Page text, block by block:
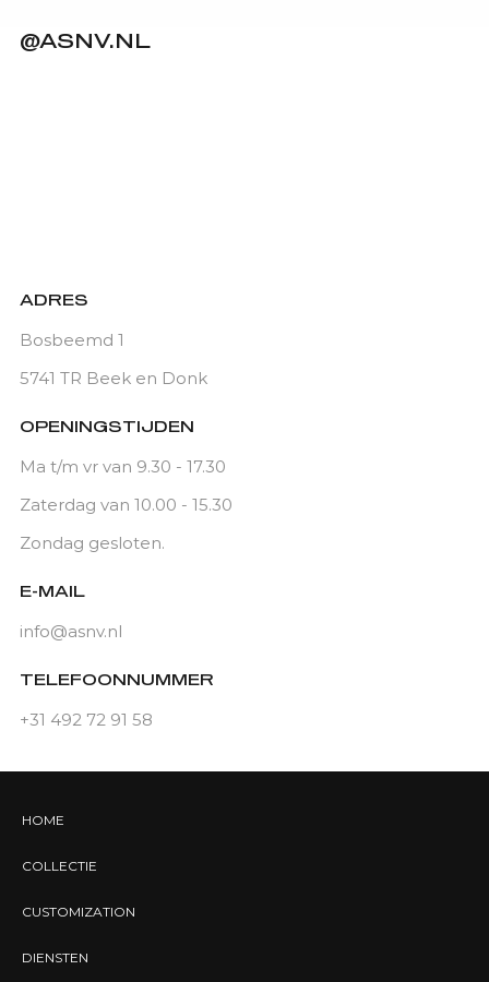
@ASNV.NL
ADRES
Bosbeemd 1
5741 TR Beek en Donk
OPENINGSTIJDEN
Ma t/m vr van 9.30 - 17.30
Zaterdag van 10.00 - 15.30
Zondag gesloten.
E-MAIL
info@asnv.nl
TELEFOONNUMMER
+31 492 72 91 58
HOME
COLLECTIE
CUSTOMIZATION
DIENSTEN